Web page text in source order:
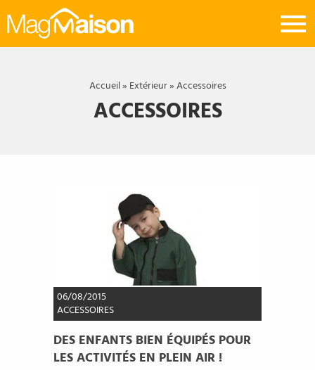
Mag
Maison
Accueil» Extérieur»Accessoires
ACCESSOIRES
06/08/2015
ACCESSOIRES
DES ENFANTS BIEN ÉQUIPÉS POUR
LES ACTIVITÉS EN PLEIN AIR !